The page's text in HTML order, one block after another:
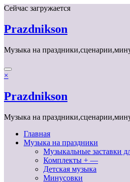
Перейти
содержимому
Сейчас загружается
Prazdnikson
Музыка на
×
Prazdnikson
Музыка на
Главная
Музыка на праздники
Музыкальные заставки
Комплекты + —
Детская музыка
Минусовки